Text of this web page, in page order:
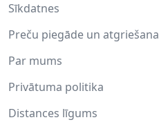
Sīkdatnes
Preču piegāde un atgriešana
Par mums
Privātuma politika
Distances līgums